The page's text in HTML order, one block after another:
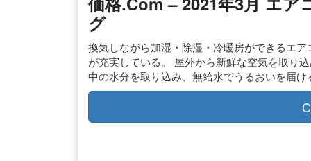
グ
換気しながら加湿・除湿・冷暖房ができるエ
が充実している。 屋外から新鮮な空気を取り
中の水分を取り込み、無給水でうるおいを届け